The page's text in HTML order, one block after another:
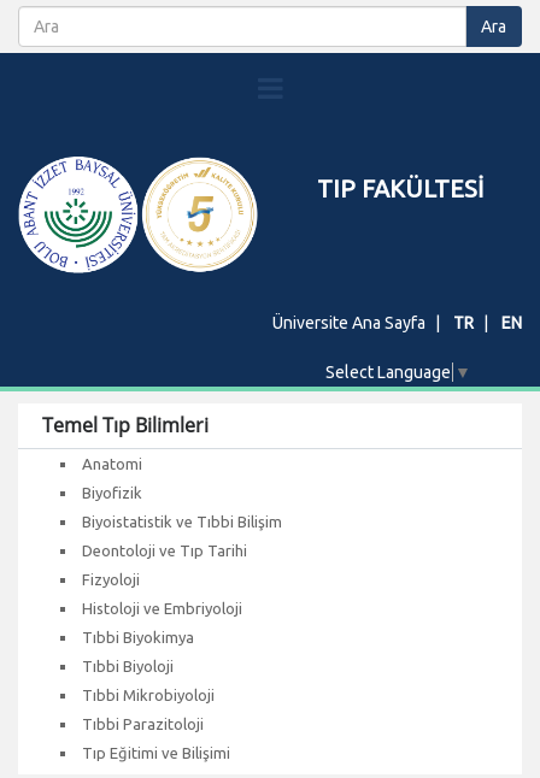
TIP FAKÜLTESİ
Üniversite Ana Sayfa TR EN
Select Language ▼
Temel Tıp Bilimleri
Anatomi
Biyofizik
Biyoistatistik ve Tıbbi Bilişim
Deontoloji ve Tıp Tarihi
Fizyoloji
Histoloji ve Embriyoloji
Tıbbi Biyokimya
Tıbbi Biyoloji
Tıbbi Mikrobiyoloji
Tıbbi Parazitoloji
Tıp Eğitimi ve Bilişimi